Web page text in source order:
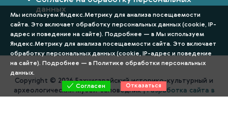
данных
Copyright © 2026 Бахчисарайский историко-культурный и
археологический музей-заповедник |Разработка сайта в
Мы используем Яндекс.Метрику для анализа посещаемости
сайта. Это включает обработку персональных данных (cookie, IP-
адрес и поведение на сайте). Подробнее — в Мы используем
Яндекс.Метрику для анализа посещаемости сайта. Это включает
обработку персональных данных (cookie, IP-адрес и поведение
на сайте). Подробнее — в Политике обработки персональных
данных.
Согласен Отказаться